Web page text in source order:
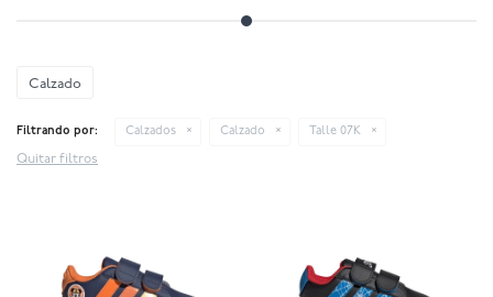
Calzado
Filtrando por: Calzados Calzado Talle 07K
Quitar filtros